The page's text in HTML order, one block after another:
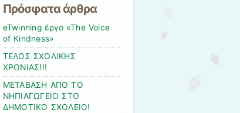
Πρόσφατα άρθρα
eTwinning έργο «The Voice
of Kindness»
ΤΕΛΟΣ ΣΧΟΛΙΚΗΣ
ΧΡΟΝΙΑΣ!!!
ΜΕΤΑΒΑΣΗ ΑΠΟ ΤΟ
ΝΗΠΙΑΓΩΓΕΙΟ ΣΤΟ
ΔΗΜΟΤΙΚΟ ΣΧΟΛΕΙΟ!